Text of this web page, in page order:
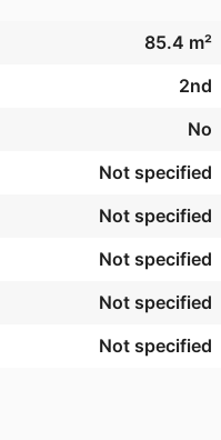
85.4 m²
2nd
No
Not specified
Not specified
Not specified
Not specified
Not specified